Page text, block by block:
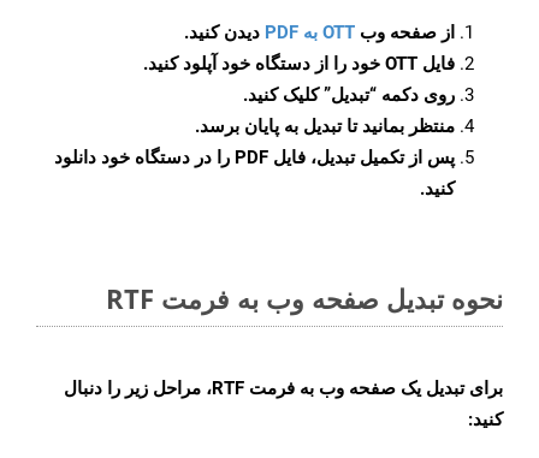
از صفحه وب OTT به PDF
دیدن کنید.
فایل OTT خود را از دستگاه خود آپلود کنید.
روی دکمه “تبدیل”کلیک کنید.
منتظر بمانید تا تبدیل به پایان برسد.
پس از تکمیل تبدیل، فایل PDF را در دستگاه خود دانلود
کنید.
نحوه تبدیل صفحه وب به فرمت RTF
برای تبدیل یک صفحه وب به فرمت RTF، مراحل زیر را دنبال
کنید: